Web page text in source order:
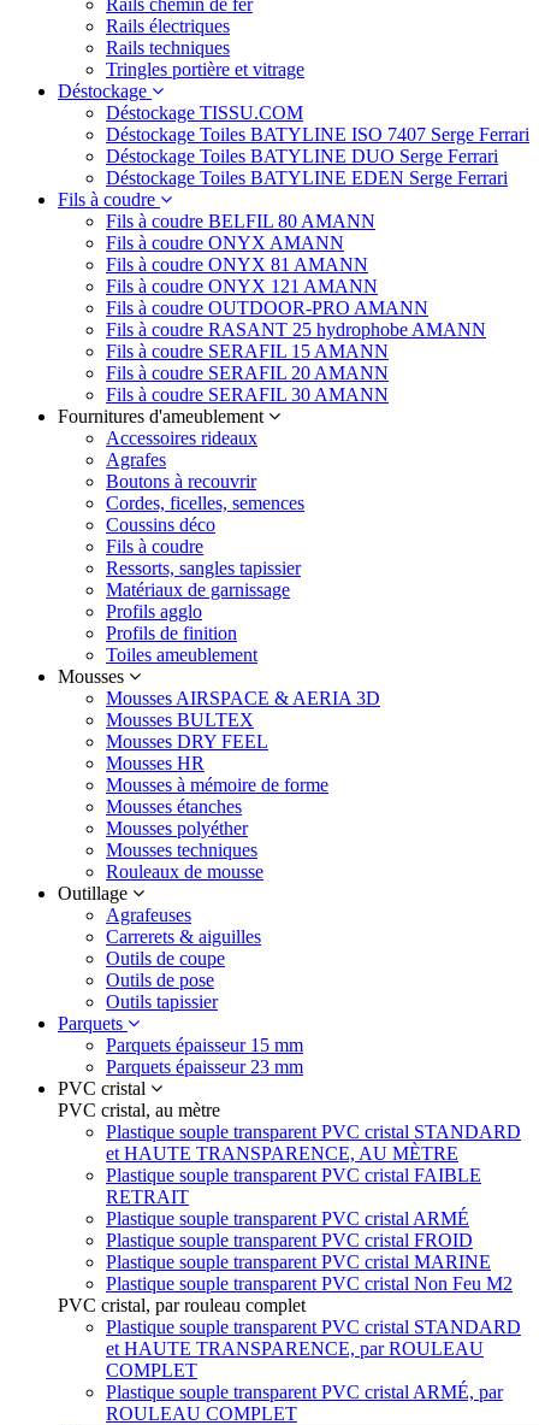
Rails chemin de fer
Rails électriques
Rails techniques
Tringles portière et vitrage
Déstockage
Déstockage TISSU.COM
Déstockage Toiles BATYLINE ISO 7407 Serge Ferrari
Déstockage Toiles BATYLINE DUO Serge Ferrari
Déstockage Toiles BATYLINE EDEN Serge Ferrari
Fils à coudre
Fils à coudre BELFIL 80 AMANN
Fils à coudre ONYX AMANN
Fils à coudre ONYX 81 AMANN
Fils à coudre ONYX 121 AMANN
Fils à coudre OUTDOOR-PRO AMANN
Fils à coudre RASANT 25 hydrophobe AMANN
Fils à coudre SERAFIL 15 AMANN
Fils à coudre SERAFIL 20 AMANN
Fils à coudre SERAFIL 30 AMANN
Fournitures d'ameublement
Accessoires rideaux
Agrafes
Boutons à recouvrir
Cordes, ficelles, semences
Coussins déco
Fils à coudre
Ressorts, sangles tapissier
Matériaux de garnissage
Profils agglo
Profils de finition
Toiles ameublement
Mousses
Mousses AIRSPACE & AERIA 3D
Mousses BULTEX
Mousses DRY FEEL
Mousses HR
Mousses à mémoire de forme
Mousses étanches
Mousses polyéther
Mousses techniques
Rouleaux de mousse
Outillage
Agrafeuses
Carrerets & aiguilles
Outils de coupe
Outils de pose
Outils tapissier
Parquets
Parquets épaisseur 15 mm
Parquets épaisseur 23 mm
PVC cristal
PVC cristal, au mètre
Plastique souple transparent PVC cristal STANDARD
et HAUTE TRANSPARENCE, AU MÈTRE
Plastique souple transparent PVC cristal FAIBLE
RETRAIT
Plastique souple transparent PVC cristal ARMÉ
Plastique souple transparent PVC cristal FROID
Plastique souple transparent PVC cristal MARINE
Plastique souple transparent PVC cristal Non Feu M2
PVC cristal, par rouleau complet
Plastique souple transparent PVC cristal STANDARD
et HAUTE TRANSPARENCE, par ROULEAU
COMPLET
Plastique souple transparent PVC cristal ARMÉ, par
ROULEAU COMPLET